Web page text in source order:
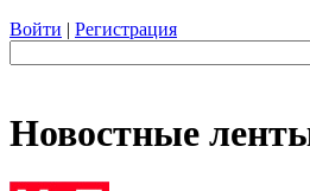
Войти | Регистрация
Новостные